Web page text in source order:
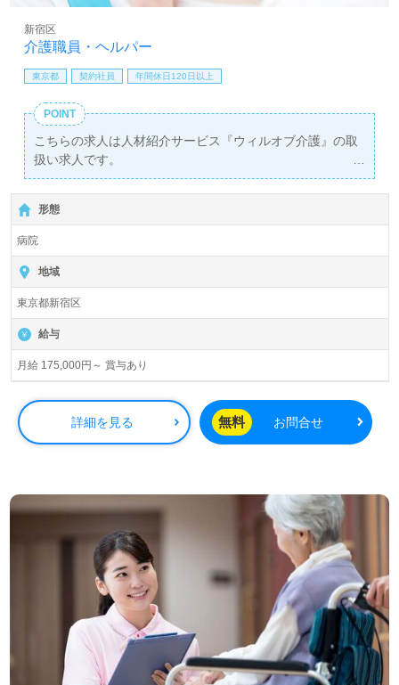
介護職員・ヘルパー
新宿区
東京都 契約社員 年間休日120日以上
POINT
こちらの求人は人材紹介サービス『ウィルオブ介護』の取
扱い求人です。
詳細に関してお気軽にご相談ください♪
【無料】で皆さんの転職活動をサポートいたします。
形態
病院
地域
東京都新宿区
給与
月給 175,000円～ 賞与あり
詳細を見る 無料 お問合せ